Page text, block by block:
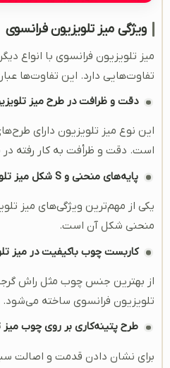
ویژگی میز تلویزیون فرانسوی
میز تلویزیون فرانسوی با انواع
تفاوت‌هایی دارد. این تفاوت‌ها
دقت و ظرافت در طرح میز
این نوع میز تلویزیون دارای
است. دقت و ظرأفت به کار رفته در
پایه‌های منحنی و S شکل میز تلویزیون
یکی از مهم‌ترین ویژگی‌های میز
منحنی شکل آن است.
کاربست چوب باکیفیت در میز
از بهترین جنس چوب مثل راش
تلویزیون فرانسوی ساخته می‌شود.
طرح پتینه‌کاری بر روی چوب میز
برای نشان دادن قدمت و اصالت